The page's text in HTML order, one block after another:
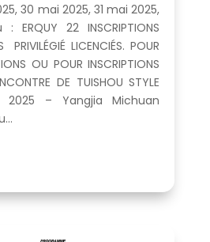
30 mai 2025, 31 mai 2025,
ERQUY 22 INSCRIPTIONS
PRIVILÉGIÉ LICENCIÉS. POUR
OU POUR INSCRIPTIONS
DE TUISHOU STYLE
2025 – Yangjia Michuan